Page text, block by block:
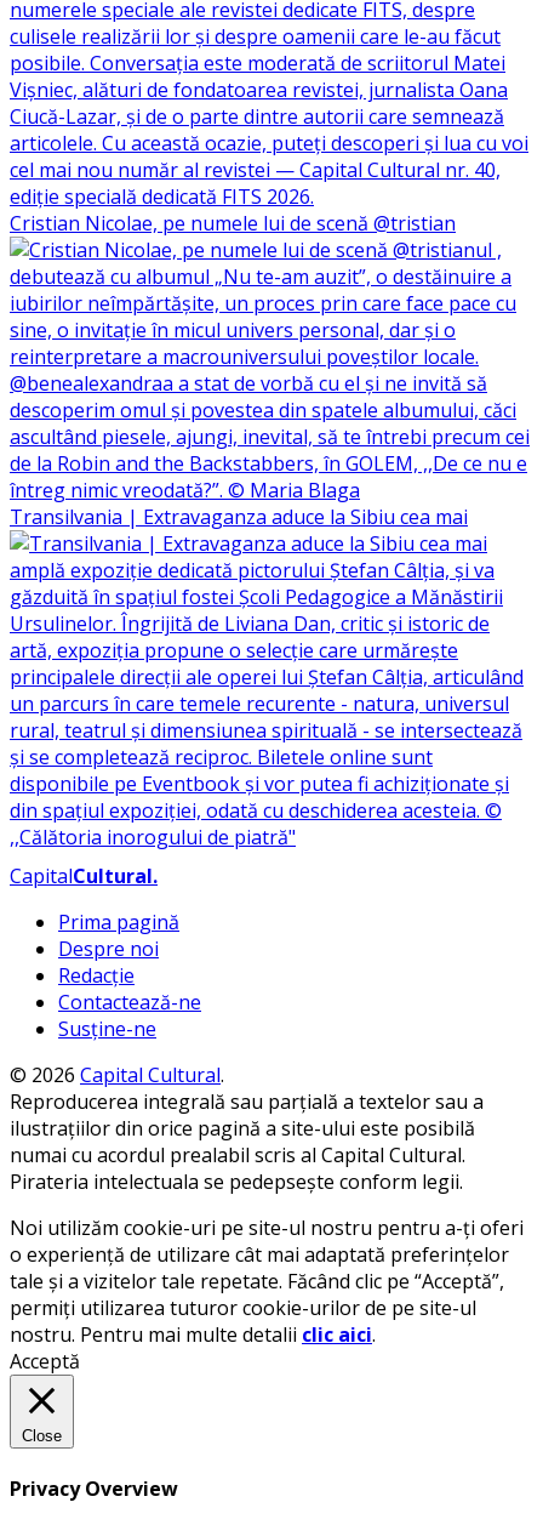
Cristian Nicolae, pe numele lui de scenă @tristian
Transilvania | Extravaganza aduce la Sibiu cea mai
CapitalCultural.
Prima pagină
Despre noi
Redacție
Contactează-ne
Susține-ne
© 2026 Capital Cultural.
Reproducerea integrală sau parțială a textelor sau a
ilustrațiilor din orice pagină a site-ului este posibilă
numai cu acordul prealabil scris al Capital Cultural.
Pirateria intelectuala se pedepsește conform legii.
Noi utilizăm cookie-uri pe site-ul nostru pentru a-ți oferi
o experiență de utilizare cât mai adaptată preferințelor
tale și a vizitelor tale repetate. Făcând clic pe “Acceptă”,
permiți utilizarea tuturor cookie-urilor de pe site-ul
nostru. Pentru mai multe detalii clic aici.
Acceptă
Close
Privacy Overview